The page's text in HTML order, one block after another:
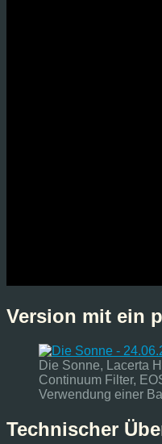
Version mit ein
Die Sonne, Lacerta
Continuum Filter,
Verwendung einer
Technischer